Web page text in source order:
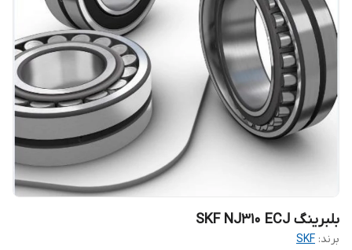
بلبرینگ SKF NJ310 ECJ
برند: SKF